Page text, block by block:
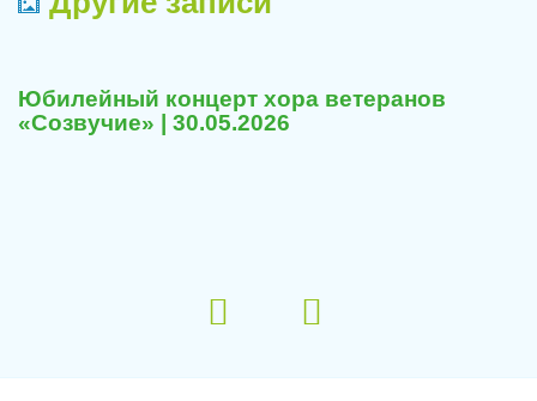
Юбилейный концерт хора ветеранов
«Созвучие» | 30.05.2026